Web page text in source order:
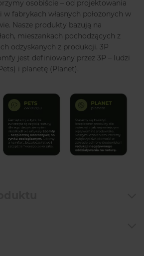
osobiście – od projektowania
fabrykach własnych położonych w
Nasze produkty bazują na
mieszankach pochodzących z
odzyskanych z produkcji. 3P
jest definiowany przez 3P – ludzi
i planetę (Planet).